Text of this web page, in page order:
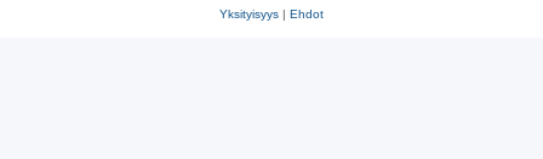
Yksityisyys | Ehdot